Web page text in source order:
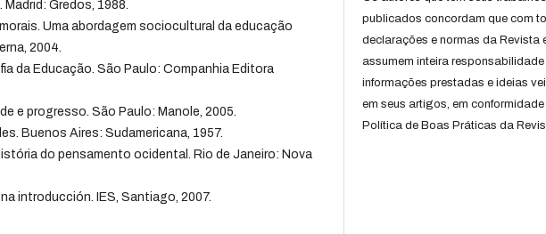
Madrid: Gredos, 1988.
Uma abordagem sociocultural da educação
2004.
da Educação. São Paulo: Companhia Editora
e progresso. São Paulo: Manole, 2005.
Buenos Aires: Sudamericana, 1957.
do pensamento ocidental. Rio de Janeiro: Nova
introducción. IES, Santiago, 2007.
publicados concordam que com
declarações e normas da Revista
assumem inteira responsabilidade
informações prestadas e ideias
em seus artigos, em
Política de Boas Práticas da